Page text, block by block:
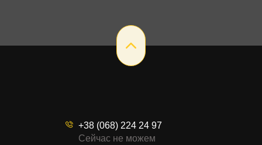
+38 (068) 224 24 97
Сейчас не можем